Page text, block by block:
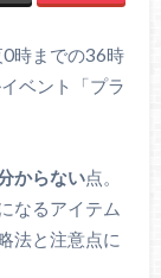
時までの36時
ベント「プラ
からない点。
なるアイテム
法と注意点に